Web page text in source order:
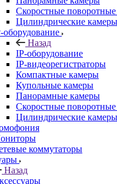
Скоростные
Цилиндрические камеры
оборудование
Назад
IP-оборудование
IP-видеорегистраторы
Компактные камеры
Купольные камеры
Панорамные камеры
Скоростные
Цилиндрические камеры
коммутаторы
Назад